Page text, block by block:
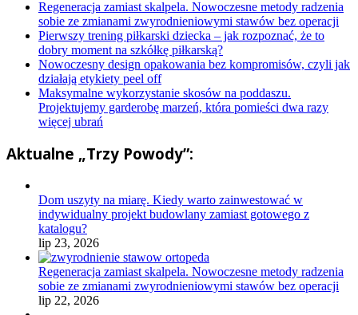
Regeneracja zamiast skalpela. Nowoczesne metody radzenia
sobie ze zmianami zwyrodnieniowymi stawów bez operacji
Pierwszy trening piłkarski dziecka – jak rozpoznać, że to
dobry moment na szkółkę piłkarską?
Nowoczesny design opakowania bez kompromisów, czyli jak
działają etykiety peel off
Maksymalne wykorzystanie skosów na poddaszu.
Projektujemy garderobę marzeń, która pomieści dwa razy
więcej ubrań
Aktualne „Trzy Powody”:
Dom uszyty na miarę. Kiedy warto zainwestować w
indywidualny projekt budowlany zamiast gotowego z
katalogu?
lip 23, 2026
Regeneracja zamiast skalpela. Nowoczesne metody radzenia
sobie ze zmianami zwyrodnieniowymi stawów bez operacji
lip 22, 2026